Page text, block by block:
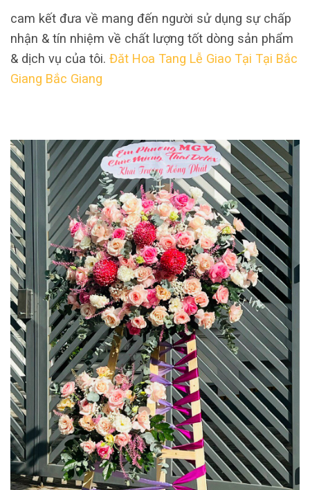
cam kết đưa về mang đến người sử dụng sự chấp
nhận & tín nhiệm về chất lượng tốt dòng sản phẩm
& dịch vụ của tôi. Đăt Hoa Tang Lễ Giao Tại Tại Bắc
Giang Bắc Giang